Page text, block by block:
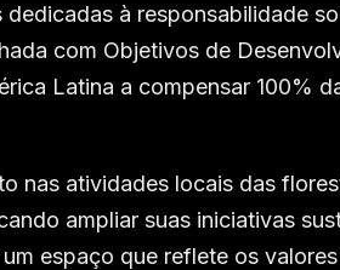
à responsabilidade
com Objetivos de
Latina a compensar 100%
nas atividades locais das
ampliar suas iniciativas
espaço que reflete os